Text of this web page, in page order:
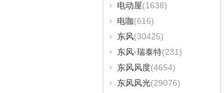
电动屋(1638)
电咖(616)
东风(30425)
东风·瑞泰特(231)
东风风度(4654)
东风风光(29076)